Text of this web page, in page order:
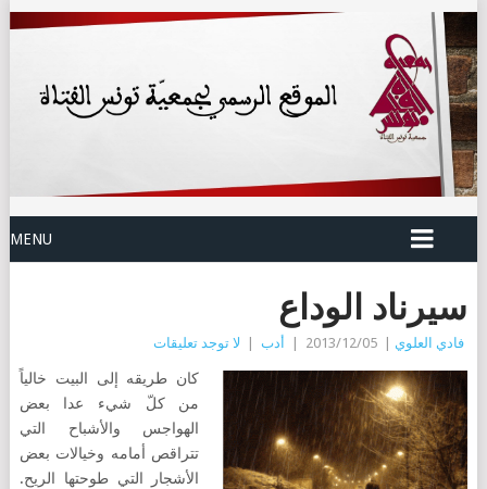
MENU
سيرناد الوداع
فادي العلوي|
2013/12/05 أدب لا توجد تعليقات
كان طريقه إلى البيت خالياً
من كلّ شيء عدا بعض
الهواجس والأشباح التي
تتراقص أمامه وخيالات بعض
الأشجار التي طوحتها الريح.